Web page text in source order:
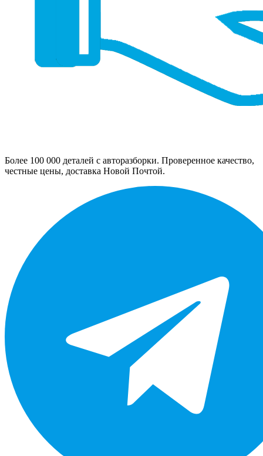
Более 100 000 деталей с авторазборки. Проверенное качество,
честные цены, доставка Новой Почтой.